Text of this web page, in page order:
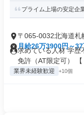
プライム上場の安定企
〒065-0032北海道札
月給26万3900円～
求めている人材 学歴
免許（AT限定可） 【
業界未経験歓迎 +10個